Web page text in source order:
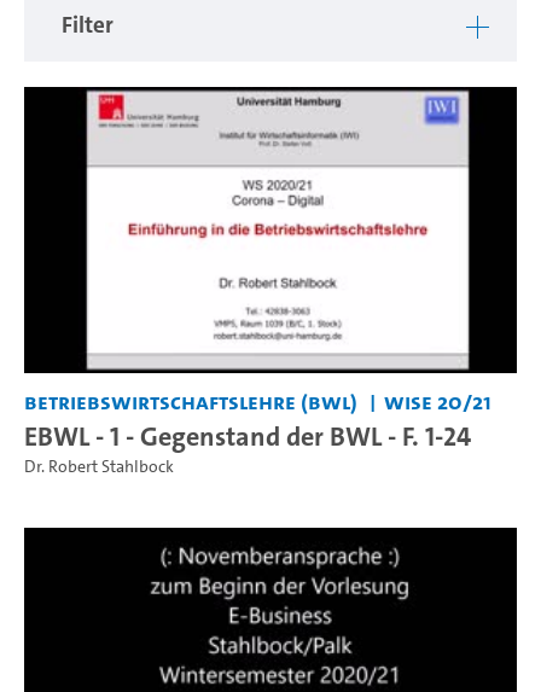
Filter
Betriebswirtschaftslehre (BWL) WiSe 20/21
EBWL - 1 - Gegenstand der BWL - F. 1-24
Dr. Robert Stahlbock